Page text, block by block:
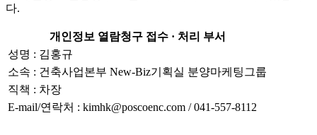
다.
개인정보 열람청구 접수 · 처리 부서
성명 : 김홍규
소속 : 건축사업본부 New-Biz기획실 분양마케팅그룹
직책 : 차장
E-mail/연락처 : kimhk@poscoenc.com / 041-557-8112